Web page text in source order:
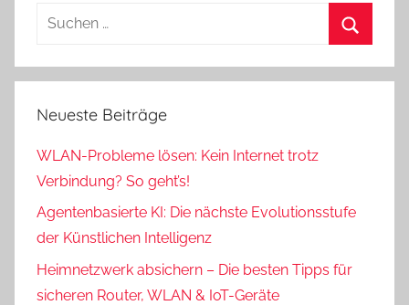
Suchen
Neueste Beiträge
WLAN-Probleme lösen: Kein Internet trotz
Verbindung? So geht’s!
Agentenbasierte KI: Die nächste Evolutionsstufe
der Künstlichen Intelligenz
Heimnetzwerk absichern – Die besten Tipps für
sicheren Router, WLAN & IoT-Geräte